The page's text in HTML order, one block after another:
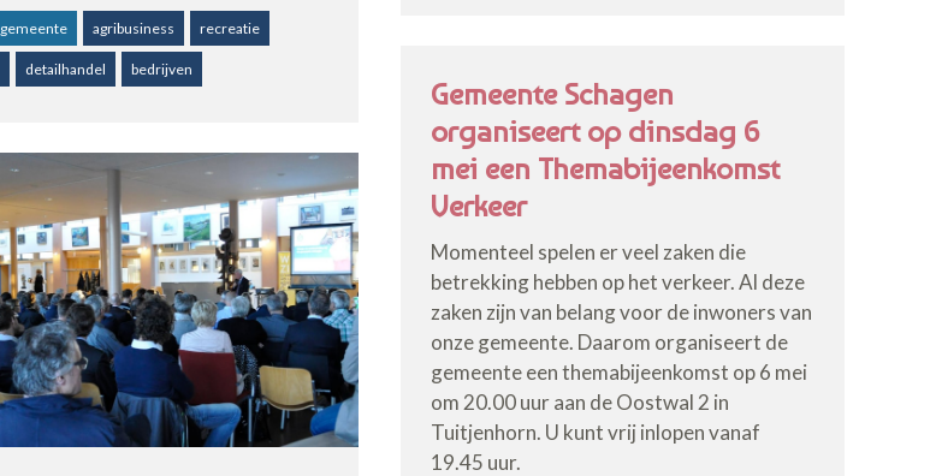
gemeente agribusiness recreatie
detailhandel bedrijven
Gemeente Schagen
organiseert op dinsdag 6
mei een Themabijeenkomst
Verkeer
Momenteel spelen er veel zaken die
betrekking hebben op het verkeer. Al deze
zaken zijn van belang voor de inwoners van
onze gemeente. Daarom organiseert de
gemeente een themabijeenkomst op 6 mei
om 20.00 uur aan de Oostwal 2 in
Tuitjenhorn. U kunt vrij inlopen vanaf
19.45 uur.